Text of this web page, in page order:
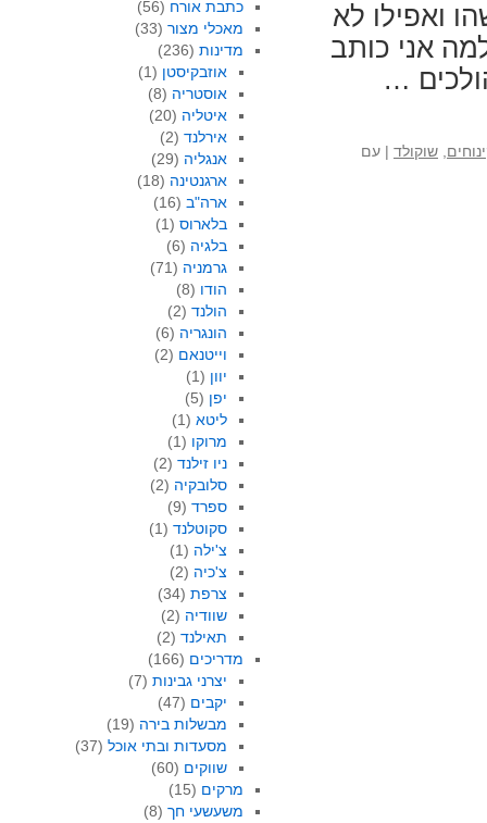
ואפילו לא
אני כותב
…
שוקולד | עם
כתבת אורח (56)
מאכלי מצור(33)
מדינות(236)
אוזבקיסטן (1)
אוסטריה (8)
איטליה (20)
אירלנד (2)
אנגליה (29)
ארגנטינה (18)
ארה"ב (16)
בלארוס (1)
בלגיה (6)
גרמניה (71)
הודו (8)
הולנד (2)
הונגריה (6)
וייטנאם (2)
יוון (1)
יפן (5)
ליטא (1)
מרוקו (1)
ניו זילנד (2)
סלובקיה (2)
ספרד (9)
סקוטלנד (1)
צ'ילה (1)
צ'כיה (2)
צרפת (34)
שוודיה (2)
תאילנד (2)
מדריכים (166)
יצרני גבינות (7)
יקבים (47)
מבשלות בירה (19)
מסעדות ובתי אוכל (37)
שווקים (60)
מרקים (15)
משעשעי חך(8)